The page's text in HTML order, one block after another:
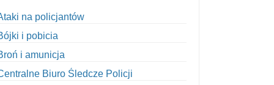
wyprzedzać ciąg pojazdów. Mężczyzna kontynuuje ten
na policjantów
i pobicia
i amunicja
Biuro Śledcze Policji